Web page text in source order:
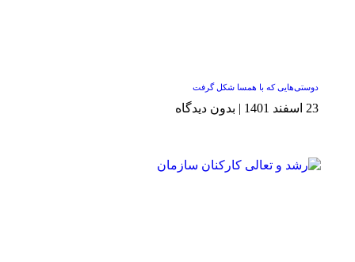
دوستی‌هایی که با همسا شکل گرفت
23 اسفند 1401 بدون دیدگاه